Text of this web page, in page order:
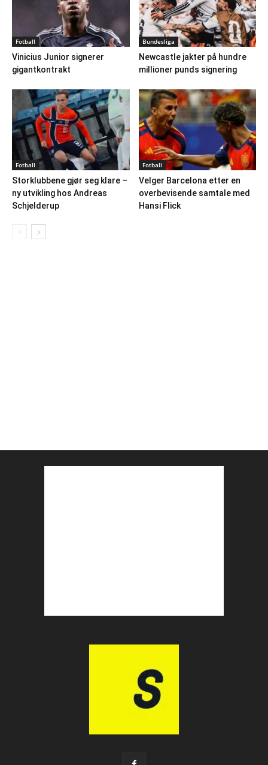
Fotball
Vinicius Junior signerer
gigantkontrakt
Bundesliga
Newcastle jakter på hundre
millioner punds signering
Fotball
Storklubbene gjør seg klare –
ny utvikling hos Andreas
Schjelderup
Fotball
Velger Barcelona etter en
overbevisende samtale med
Hansi Flick